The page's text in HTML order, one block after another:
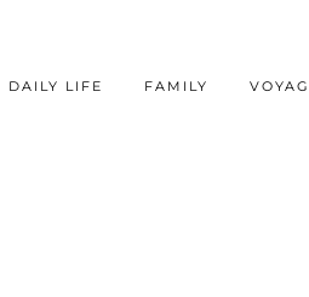
DAILY LIFE FAMILY